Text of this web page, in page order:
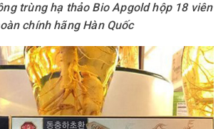
trùng hạ thảo Bio Apgold hộp 18 viên
chính hãng Hàn Quốc